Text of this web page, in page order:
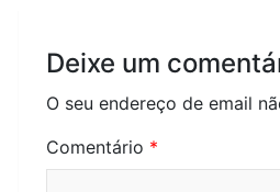
Deixe um
O seu endereço de email
Comentário *